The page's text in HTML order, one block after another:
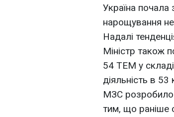
Україна почала
нарощування
Надалі
Міністр також
54 ТЕМ у
діяльність в
МЗС розробило
тим, що раніше